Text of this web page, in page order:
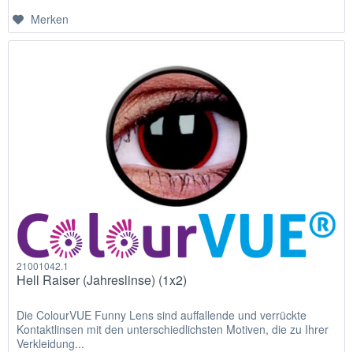
Merken
21001042.1
Hell Raiser (Jahreslinse) (1x2)
Die ColourVUE Funny Lens sind auffallende und verrückte
Kontaktlinsen mit den unterschiedlichsten Motiven, die zu Ihrer
Verkleidung...